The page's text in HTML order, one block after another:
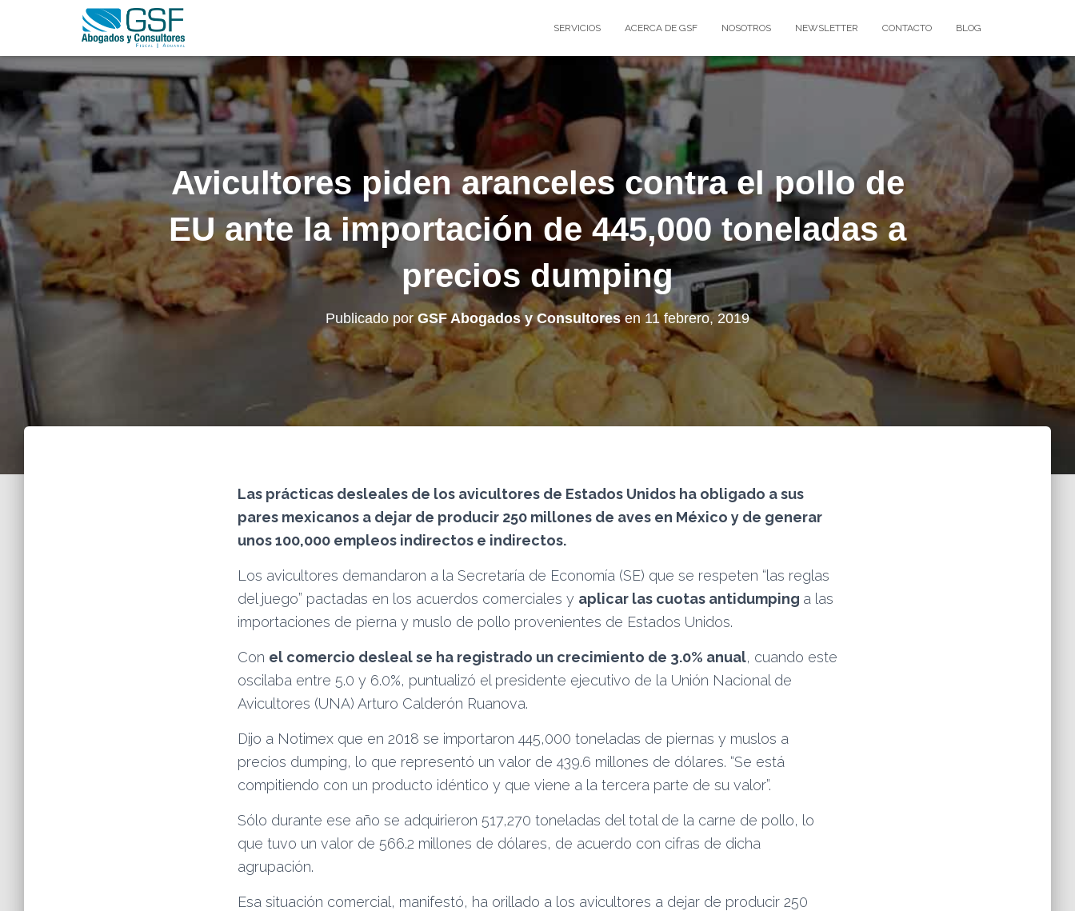
SERVICIOS ACERCA DE GSF NOSOTROS NEWSLETTER CONTACTO BLOG
Avicultores piden aranceles contra el pollo de
EU ante la importación de 445,000 toneladas a
precios dumping
Publicado porGSF Abogados y Consultoresen 11 febrero, 2019
Las prácticas desleales de los avicultores de Estados Unidos ha obligado a sus
pares mexicanos a dejar de producir 250 millones de aves en México y de generar
unos 100,000 empleos indirectos e indirectos.
Los avicultores demandaron a la Secretaría de Economía (SE) que se respeten “las reglas
del juego” pactadas en los acuerdos comerciales y aplicar las cuotas antidumping a las
importaciones de pierna y muslo de pollo provenientes de Estados Unidos.
Con el comercio desleal se ha registrado un crecimiento de 3.0% anual, cuando este
oscilaba entre 5.0 y 6.0%, puntualizó el presidente ejecutivo de la Unión Nacional de
Avicultores (UNA) Arturo Calderón Ruanova.
Dijo a Notimex que en 2018 se importaron 445,000 toneladas de piernas y muslos a
precios dumping, lo que representó un valor de 439.6 millones de dólares. “Se está
compitiendo con un producto idéntico y que viene a la tercera parte de su valor”.
Sólo durante ese año se adquirieron 517,270 toneladas del total de la carne de pollo, lo
que tuvo un valor de 566.2 millones de dólares, de acuerdo con cifras de dicha
agrupación.
Esa situación comercial, manifestó, ha orillado a los avicultores a dejar de producir 250